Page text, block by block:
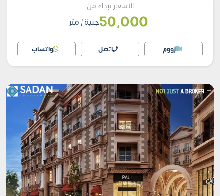
الأسعار تبداء من
50,000جنية/ متر
زووم اتصل واتساب